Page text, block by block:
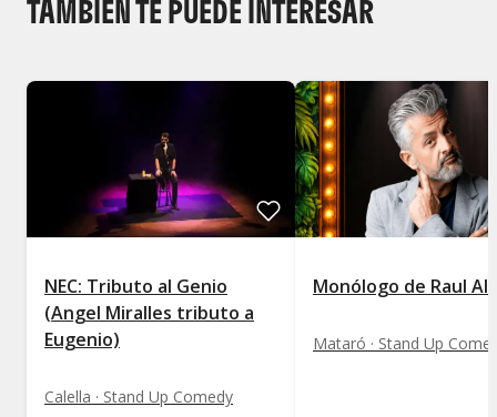
TAMBIÉN TE PUEDE INTERESAR
NEC: Tributo al Genio
(Angel Miralles tributo a
Eugenio)
Calella · Stand Up Comedy
Monólogo de Raul
Mataró · Stand Up